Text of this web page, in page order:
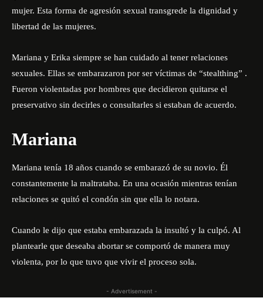
mujer. Esta forma de agresión sexual transgrede la dignidad y
libertad de las mujeres.
Mariana y Erika siempre se han cuidado al tener relaciones
sexuales. Ellas se embarazaron por ser víctimas de “stealthing” .
Fueron violentadas por hombres que decidieron quitarse el
preservativo sin decirles o consultarles si estaban de acuerdo.
Mariana
Mariana tenía 18 años cuando se embarazó de su novio. Él
constantemente la maltrataba. En una ocasión mientras tenían
relaciones se quitó el condón sin que ella lo notara.
Cuando le dijo que estaba embarazada la insultó y la culpó. Al
plantearle que deseaba abortar se comportó de manera muy
violenta, por lo que tuvo que vivir el proceso sola.
- Advertisement -